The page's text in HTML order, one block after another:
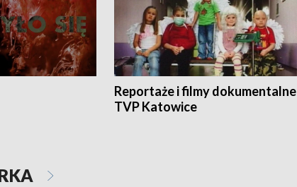
Reportaże i filmy dokumentalne
TVP Katowice